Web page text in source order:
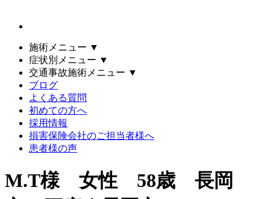
施術メニュー ▼
症状別メニュー ▼
交通事故施術メニュー ▼
ブログ
よくある質問
初めての方へ
採用情報
損害保険会社のご担当者様へ
患者様の声
M.T様 女性 58歳 長岡